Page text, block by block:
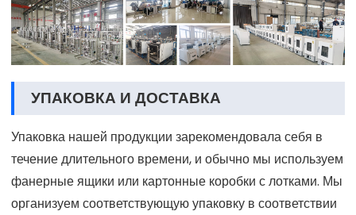
УПАКОВКА И ДОСТАВКА
Упаковка нашей продукции зарекомендовала себя в
течение длительного времени, и обычно мы используем
фанерные ящики или картонные коробки с лотками. Мы
организуем соответствующую упаковку в соответствии